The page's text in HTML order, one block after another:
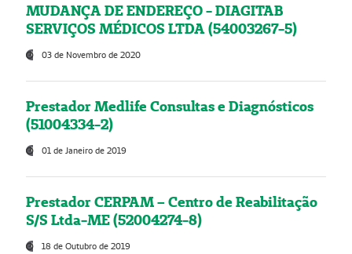
MUDANÇA DE ENDEREÇO - DIAGITAB
SERVIÇOS MÉDICOS LTDA (54003267-5)
03 de Novembro de 2020
Prestador Medlife Consultas e Diagnósticos
(51004334-2)
01 de Janeiro de 2019
Prestador CERPAM – Centro de Reabilitação
S/S Ltda-ME (52004274-8)
18 de Outubro de 2019